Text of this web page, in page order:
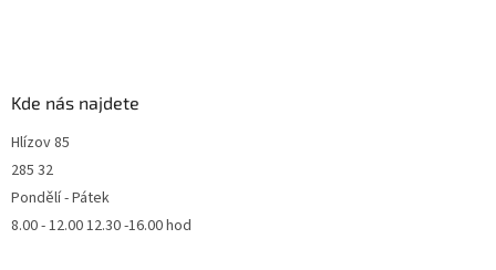
Kde nás najdete
Hlízov 85
285 32
Pondělí - Pátek
8.00 - 12.00 12.30 -16.00 hod